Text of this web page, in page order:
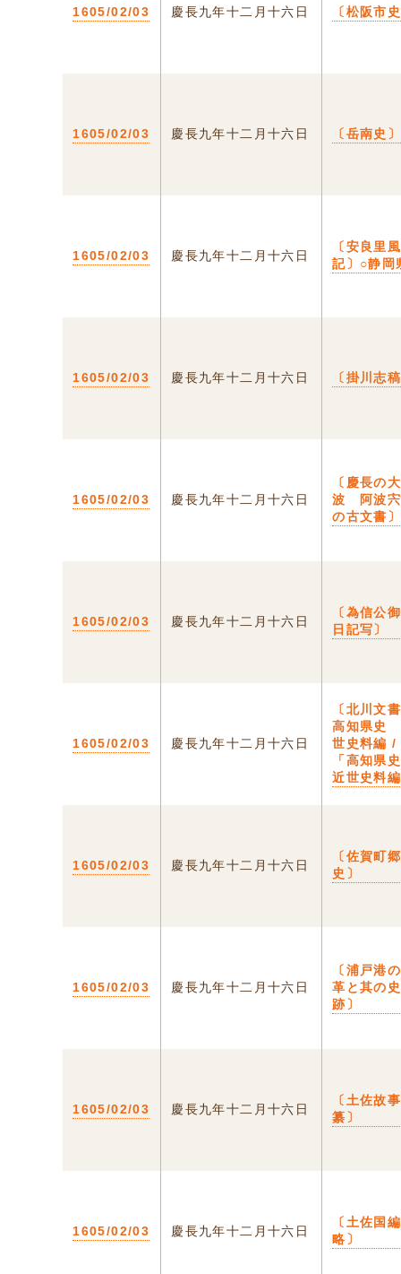
1605/02/03 慶長九年十二月十六日 〔松阪市
1605/02/03 慶長九年十二月十六日 〔岳南史〕
1605/02/03 慶長九年十二月十六日
〔安良里
記〕○静岡
1605/02/03 慶長九年十二月十六日 〔掛川志
1605/02/03 慶長九年十二月十六日
〔慶長の
波 阿波
の古文書〕
1605/02/03 慶長九年十二月十六日
〔為信公
日記写〕
1605/02/03 慶長九年十二月十六日
〔北川文
高知県史
世史料編 /
「高知
近世史料
1605/02/03 慶長九年十二月十六日
〔佐賀町
史〕
1605/02/03 慶長九年十二月十六日
〔浦戸港
革と其の史
跡〕
1605/02/03 慶長九年十二月十六日
〔土佐故
纂〕
1605/02/03 慶長九年十二月十六日
〔土佐国
略〕